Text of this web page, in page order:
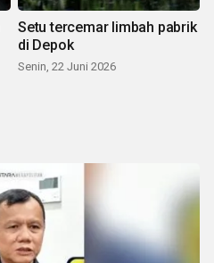
Setu tercemar limbah pabrik
di Depok
Senin, 22 Juni 2026